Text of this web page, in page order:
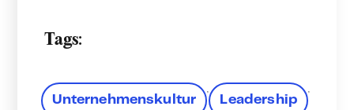
Tags:
Unter­nehmens­kultur Leadership